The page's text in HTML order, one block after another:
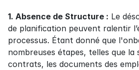
1. Absence de Structure : Le
de planification peuvent ralentir
processus. Étant donné que
nombreuses étapes, telles que la
contrats, les documents des